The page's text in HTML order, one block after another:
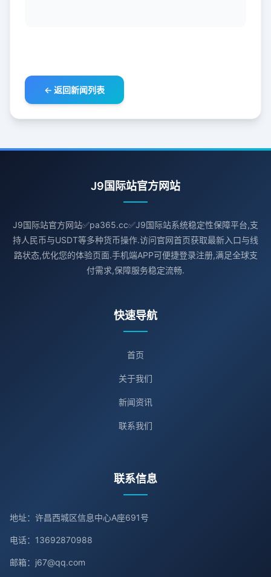
← 返回新闻列表
J9国际站官方网站
J9国际站官方网站✅pa365.cc✅J9国际站系统稳定性保障平台,支
持人民币与USDT等多种货币操作.访问官网首页获取最新入口与线
路状态,优化您的体验页面.手机端APP可便捷登录注册,满足全球支
付需求,保障服务稳定流畅.
快速导航
首页
关于我们
新闻资讯
联系我们
联系信息
地址：许昌西城区信息中心A座691号
电话：13692870988
邮箱：j67@qq.com